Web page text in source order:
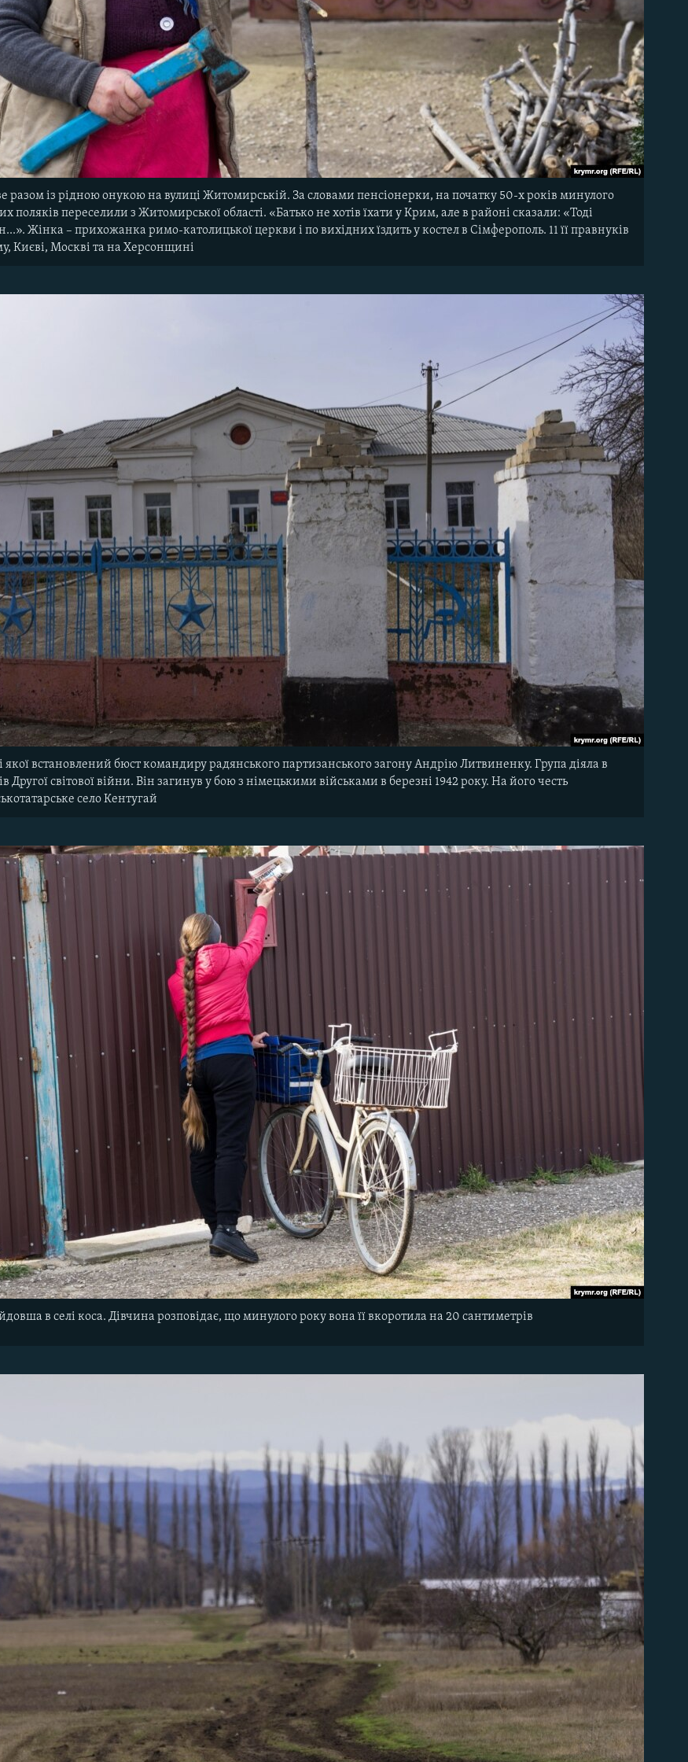
разом із рідною онукою на вулиці Житомирській. За словами пенсіонерки, на початку 50-х років минулого
поляків переселили з Житомирської області. «Батько не хотів їхати у Крим, але в районі сказали: «Тоді
Жінка – прихожанка римо-католицької церкви і по вихідних їздить у костел в Сімферополь. 11 її правнуків
Києві, Москві та на Херсонщині
якої встановлений бюст командиру радянського партизанського загону Андрію Литвиненку. Група діяла в
Другої світової війни. Він загинув у бою з німецькими військами в березні 1942 року. На його честь
село Кентугай
в селі коса. Дівчина розповідає, що минулого року вона її вкоротила на 20 сантиметрів